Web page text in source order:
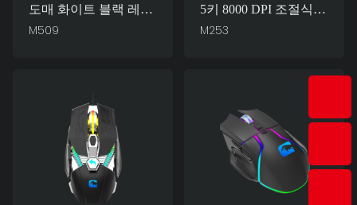
도매 화이트 블랙 레드
그린 RGB 7D 7200 DPI
M509
5키 8000 DPI 조절식
RGB 백라이트 인체공
M253